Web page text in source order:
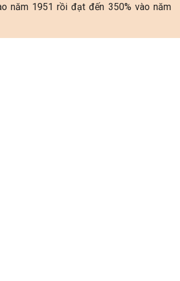
năm 1951 rồi đạt đến 350% vào năm